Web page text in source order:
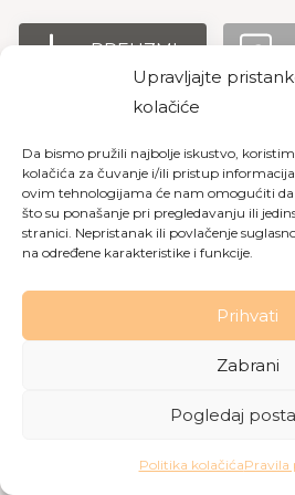
Upravljajte
kolačiće
Da bismo pružili najbolje iskustvo,
kolačića za čuvanje i/ili pristup
ovim tehnologijama će nam omogućiti
što su ponašanje pri pregledavanju ili
stranici. Nepristanak ili povlačenje
na određene karakteristike i funkcije.
Prihvati
Zabrani
Pogledaj
Politika kolačićaPravila
PREUZMI
Copyright © 2026 Dom za
privatnosti |Politika
Made with love by